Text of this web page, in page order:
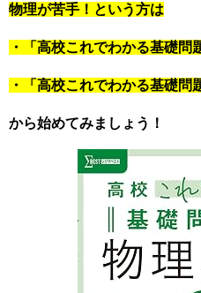
物理が苦手！という方は
・「 高校これでわかる基礎問
・「 高校これでわかる基礎問
から始めてみましょう！